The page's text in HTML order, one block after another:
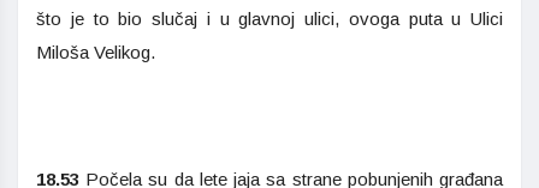
što je to bio slučaj i u glavnoj ulici, ovoga puta u Ulici
Miloša Velikog.
18.53 Počela su da lete jaja sa strane pobunjenih građana